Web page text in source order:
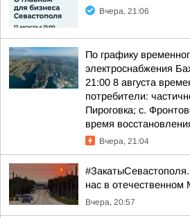
Вчера, 21:06
По графику
электроснабжения
21:00 8 августа
потребители:
Пироговка; с.
время
Вчера, 21:04
нас в отечественном
Вчера, 20:57